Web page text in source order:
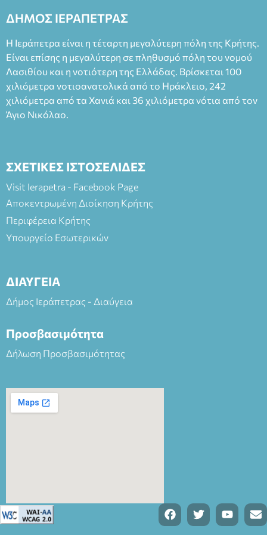
Φεδερίκο. Σκηνοθεσία: Βαγγέλης Θεοδωρόπουλος Είσοδος: :
άνω των 65 Προπώληση: Βιβλιοπωλείο Πάπυρος (Πλατεία
Πλαστήρα), E&G Mini market (Δημοκρατίας 39 Ιεράπετρα)
και στο more.com Χώρος: 3ο Γυμνάσιο Ιεράπετρας
(Είσοδος ΕΠΑ.Λ.) Έναρξη 21:15 Οργάνωση: ΚΝΩΣΟΣ
ΘΕΑΤΡΙΚΕΣ ΠΑΡΑΓΩΓΕΣ ΕΕ
ΔΗΜΟΣ ΙΕΡΑΠΕΤΡΑΣ
Η Ιεράπετρα είναι η τέταρτη μεγαλύτερη πόλη της Κρήτης.
Είναι επίσης η μεγαλύτερη σε πληθυσμό πόλη του νομού
Λασιθίου και η νοτιότερη της Ελλάδας. Βρίσκεται 100
χιλιόμετρα νοτιοανατολικά από το Ηράκλειο, 242
χιλιόμετρα από τα Χανιά και 36 χιλιόμετρα νότια από τον
Άγιο Νικόλαο.
ΣΧΕΤΙΚΕΣ ΙΣΤΟΣΕΛΙΔΕΣ
Visit Ierapetra - Facebook Page
Αποκεντρωμένη Διοίκηση Κρήτης
Περιφέρεια Κρήτης
Υπουργείο Εσωτερικών
ΔΙΑΥΓΕΙΑ
Δήμος Ιεράπετρας - Διαύγεια
Προσβασιμότητα
Δήλωση Προσβασιμότητας